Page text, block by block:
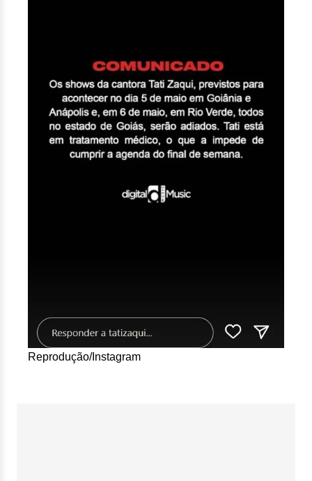
Reprodução/Instagram